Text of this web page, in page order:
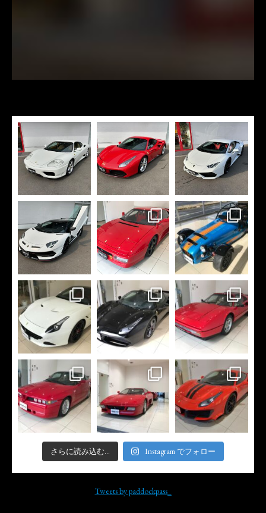
さらに読み込む... Instagram でフォロー
Tweets by paddockpass_